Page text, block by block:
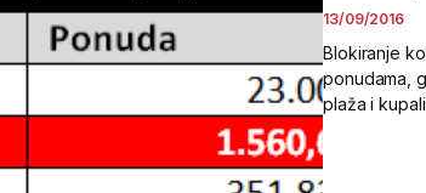
13/09/2016
Blokiranje
ponudama,
plaža i